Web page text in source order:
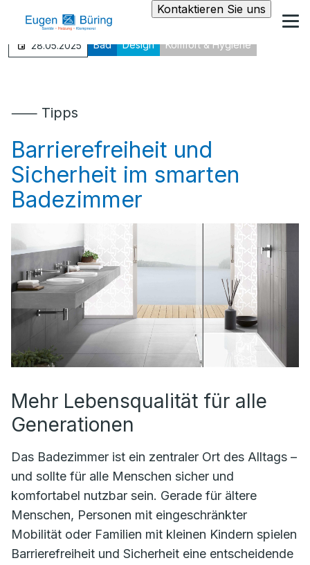
Kontaktieren Sie uns
28.05.2025 Bad Design Komfort & Hygiene
⸺ Tipps
Barrierefreiheit und
Sicherheit im smarten
Badezimmer
Mehr Lebensqualität für alle
Generationen
Das Badezimmer ist ein zentraler Ort des Alltags –
und sollte für alle Menschen sicher und
komfortabel nutzbar sein. Gerade für ältere
Menschen, Personen mit eingeschränkter
Mobilität oder Familien mit kleinen Kindern spielen
Barrierefreiheit und Sicherheit eine entscheidende